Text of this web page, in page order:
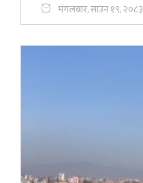
मंगलबार, साउन १९, २०८३